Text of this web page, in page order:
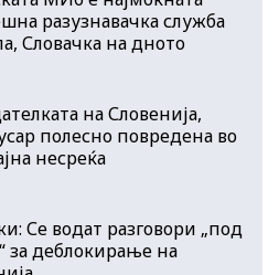
разузнавачка служба
Словачка на дното
на Словенија,
полесно повредена во
несреќа
Се водат разговори „под
за деблокирање на